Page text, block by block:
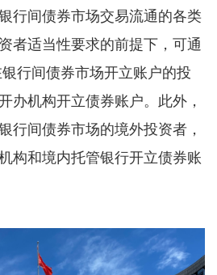
间债券市场交易流通的各类
者适当性要求的前提下，可通
行间债券市场开立账户的投
办机构开立债券账户。此外，
行间债券市场的境外投资者，
构和境内托管银行开立债券账